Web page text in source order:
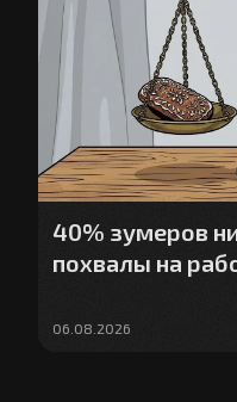
40% зумеров
похвалы на
06.08.2026